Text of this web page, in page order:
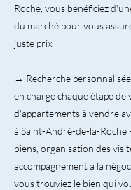
Roche, vous bénéficiez
du marché pour vous
juste prix.
→ Recherche
en charge chaque étape
d'appartements à vendre
à Saint-André-de-la-Roche
biens, organisation des
accompagnement à la
vous trouviez le bien qui